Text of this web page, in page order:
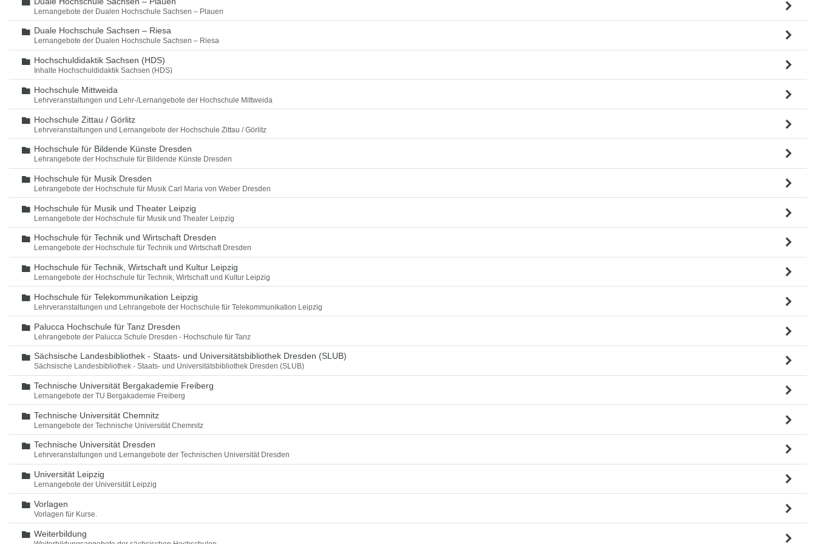
Lernangebote der Dualen Hochschule Sachsen – Plauen
Ordner
Duale Hochschule Sachsen – Riesa
Lernangebote der Dualen Hochschule Sachsen – Riesa
Ordner
Hochschuldidaktik Sachsen (HDS)
Inhalte Hochschuldidaktik Sachsen (HDS)
Ordner
Hochschule Mittweida
Lehrveranstaltungen und Lehr-/Lernangebote der Hochschule Mittweida
Ordner
Hochschule Zittau / Görlitz
Lehrveranstaltungen und Lernangebote der Hochschule Zittau / Görlitz
Ordner
Hochschule für Bildende Künste Dresden
Lehrangebote der Hochschule für Bildende Künste Dresden
Ordner
Hochschule für Musik Dresden
Lehrangebote der Hochschule für Musik Carl Maria von Weber Dresden
Ordner
Hochschule für Musik und Theater Leipzig
Lernangebote der Hochschule für Musik und Theater Leipzig
Ordner
Hochschule für Technik und Wirtschaft Dresden
Lernangebote der Hochschule für Technik und Wirtschaft Dresden
Ordner
Hochschule für Technik, Wirtschaft und Kultur Leipzig
Lernangebote der Hochschule für Technik, Wirtschaft und Kultur Leipzig
Ordner
Hochschule für Telekommunikation Leipzig
Lehrveranstaltungen und Lehrangebote der Hochschule für Telekommunikation Leipzig
Ordner
Palucca Hochschule für Tanz Dresden
Lehrangebote der Palucca Schule Dresden - Hochschule für Tanz
Ordner
Sächsische Landesbibliothek - Staats- und Universitätsbibliothek Dresden (SLUB)
Sächsische Landesbibliothek - Staats- und Universitätsbibliothek Dresden (SLUB)
Ordner
Technische Universität Bergakademie Freiberg
Lernangebote der TU Bergakademie Freiberg
Ordner
Technische Universität Chemnitz
Lernangebote der Technische Universität Chemnitz
Ordner
Technische Universität Dresden
Lehrveranstaltungen und Lernangebote der Technischen Universität Dresden
Ordner
Universität Leipzig
Lernangebote der Universität Leipzig
Ordner
Vorlagen
Vorlagen für Kurse.
Ordner
Weiterbildung